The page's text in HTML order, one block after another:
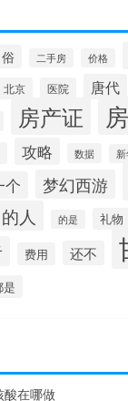
二手房 价格
北京 医院 唐代
房产证
攻略 数据
个 梦幻西游
的人 的是 礼物
费用 还不
是
酸在哪做